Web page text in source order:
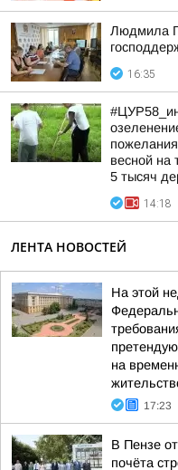
Людмила
16:35
весной на
5 тысяч
14:18
ЛЕНТА НОВОСТЕЙ
На этой
на
17:23
В Пензе
почёта